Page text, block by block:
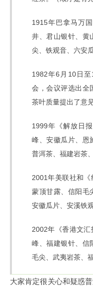
1915年巴拿马万
井、君山银针、黄
尖、铁观音、六安
1982年6月10日
会，会议评选出全
茶叶质量提出了意见
1999年《解放日
峰、安徽瓜片、恩
普洱茶、福建岩茶
2001年美联社和《
蒙顶甘露、信阳毛
安徽瓜片、安溪铁
2002年《香港文
峰、福建银针、信
毛尖、武夷岩茶、
大家肯定很关心和疑惑